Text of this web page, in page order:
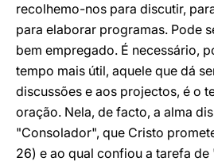
recolhemo-nos para discutir,
para elaborar programas. Pode
bem empregado. É necessário,
tempo mais útil, aquele que dá
discussões e aos projectos, é o
oração. Nela, de facto, a alma
"Consolador", que Cristo
26) e ao qual confiou a tarefa de